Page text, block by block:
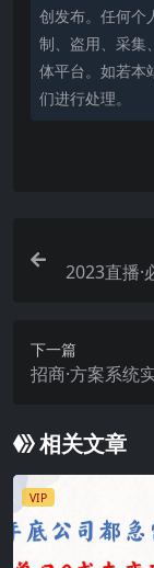
创发布。任何个
制、盗用、采集
体平台。如若本
们进行处理。
2023直播·
下一篇
招商·方案系统
相关文章
VIP